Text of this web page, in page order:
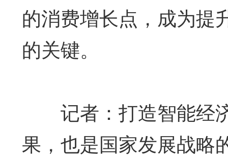
的消费增长点，成为提
的关键。
记者：打造智能经
果，也是国家发展战略